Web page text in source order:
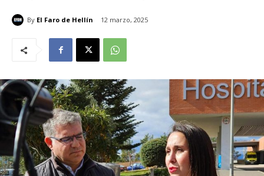
By El Faro de Hellín 12 marzo, 2025